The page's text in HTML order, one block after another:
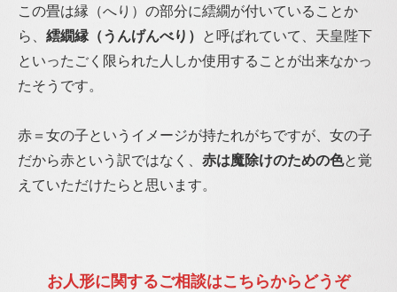
この畳は縁（へり）の部分に繧繝が付いていることか
ら、 繧繝縁（うんげんべり）
と呼ばれていて、天皇陛下
といったごく限られた人しか使用することが出来なかっ
たそうです。
赤＝女の子というイメージが持たれがちですが、女の子
だから赤という訳ではなく、 赤は魔除けのための色と覚
えていただけたらと思います。
お人形に関するご相談はこちらからどうぞ